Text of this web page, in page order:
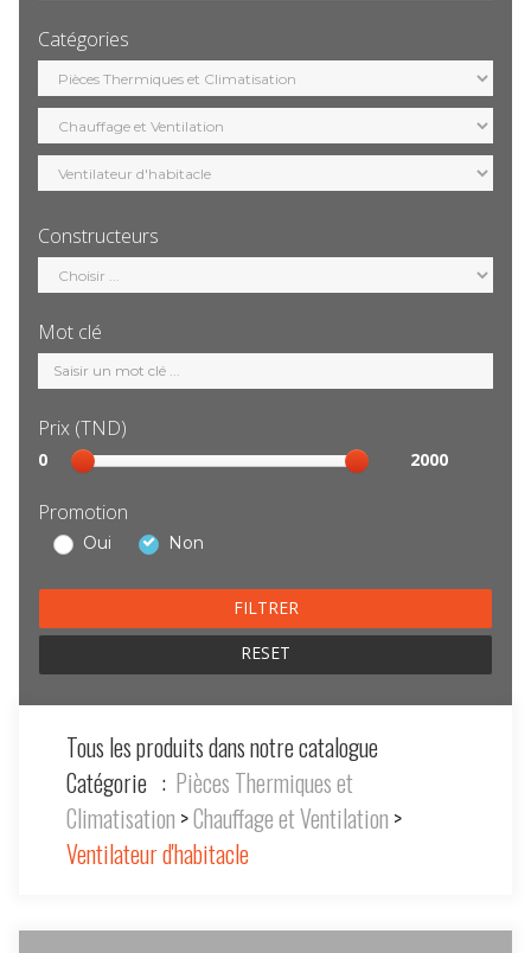
Catégories
Sélection
catégorie
Constructeurs
Sélection
constructeur
Mot clé
Mot
clé
Prix (TND)
Sélection
prix
0 2000
Promotion
Oui Non
RESET
Tous les produits dans notre catalogue
Catégorie : Pièces Thermiques et
Climatisation >Chauffage et Ventilation >
Ventilateur d'habitacle